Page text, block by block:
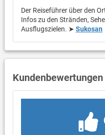
Der Reiseführer über den
Infos zu den Stränden,
Ausflugszielen. ➤ Sukosan
Kundenbewertungen